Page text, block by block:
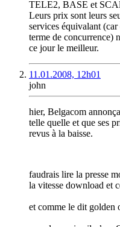
TELE2, BASE et
Leurs prix sont leurs
services équivalant (car
terme de concurrence)
ce jour le meilleur.
11.01.2008, 12h01
john
hier, Belgacom
telle quelle et que ses
revus à la baisse.
faudrais lire la presse
la vitesse download et
et comme le dit golden